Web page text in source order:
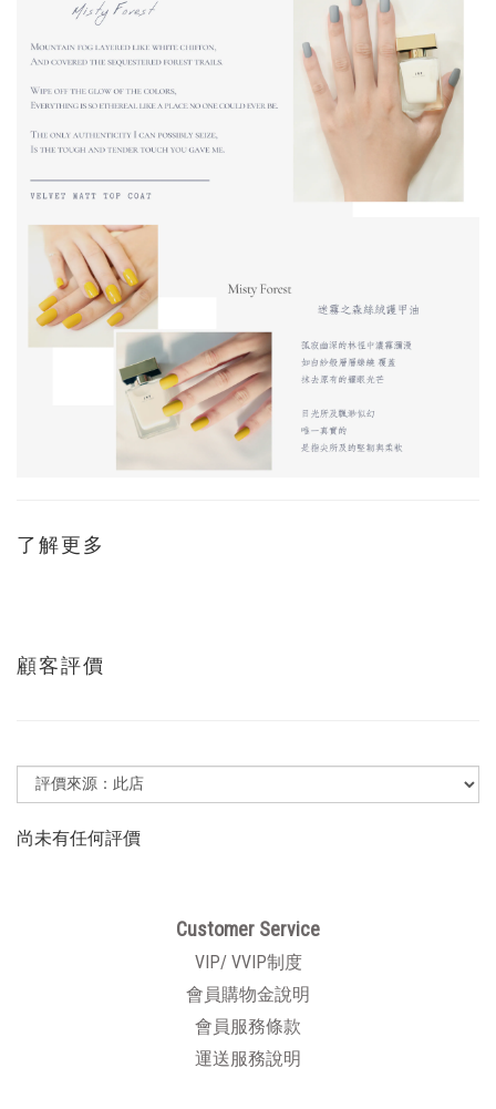
了解更多
顧客評價
尚未有任何評價
Customer Service
VIP/ VVIP制度
會員購物金說明
會員服務條款
運送服務說明